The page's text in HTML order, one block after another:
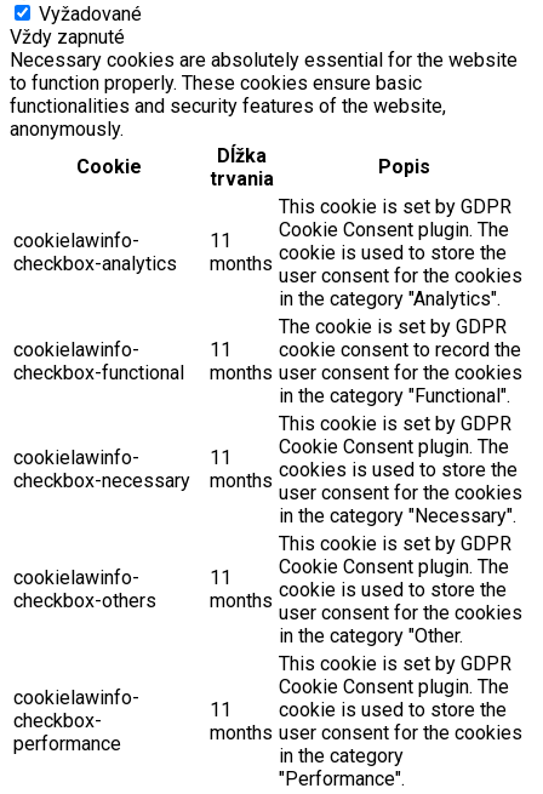
Vyžadované
Vždy zapnuté
Necessary cookies are absolutely essential for the website
to function properly. These cookies ensure basic
functionalities and security features of the website,
anonymously.
Cookie
Dĺžka
trvania
Popis
cookielawinfo-
checkbox-analytics
11
months
This cookie is set by GDPR
Cookie Consent plugin. The
cookie is used to store the
user consent for the cookies
in the category "Analytics".
cookielawinfo-
checkbox-functional
11
months
The cookie is set by GDPR
cookie consent to record the
user consent for the cookies
in the category "Functional".
cookielawinfo-
checkbox-necessary
11
months
This cookie is set by GDPR
Cookie Consent plugin. The
cookies is used to store the
user consent for the cookies
in the category "Necessary".
cookielawinfo-
checkbox-others
11
months
This cookie is set by GDPR
Cookie Consent plugin. The
cookie is used to store the
user consent for the cookies
in the category "Other.
cookielawinfo-
checkbox-
performance
11
months
This cookie is set by GDPR
Cookie Consent plugin. The
cookie is used to store the
user consent for the cookies
in the category
"Performance".